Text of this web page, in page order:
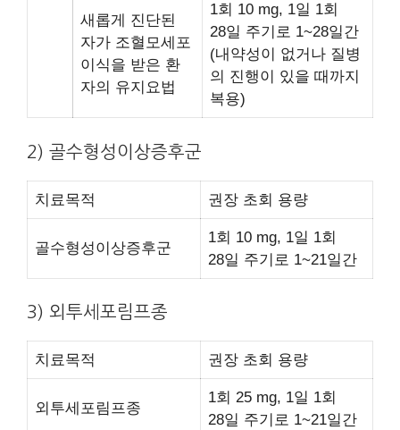
새롭게 진단된
자가 조혈모세포
이식을 받은 환
자의 유지요법
1회 10 mg, 1일 1회
28일 주기로 1~28일간
(내약성이 없거나 질병
의 진행이 있을 때까지
복용)
2) 골수형성이상증후군
치료목적 권장 초회 용량
골수형성이상증후군
1회 10 mg, 1일 1회
28일 주기로 1~21일간
3) 외투세포림프종
치료목적 권장 초회 용량
외투세포림프종
1회 25 mg, 1일 1회
28일 주기로 1~21일간